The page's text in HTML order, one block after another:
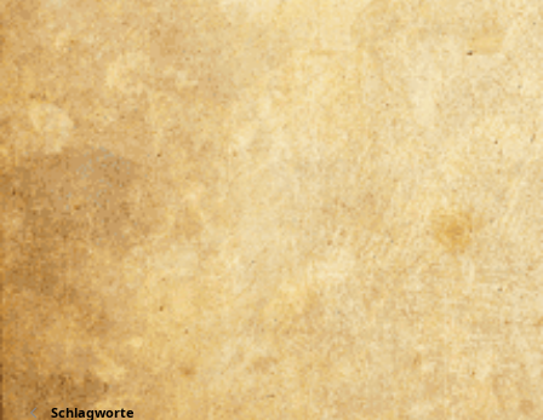
Schlagworte